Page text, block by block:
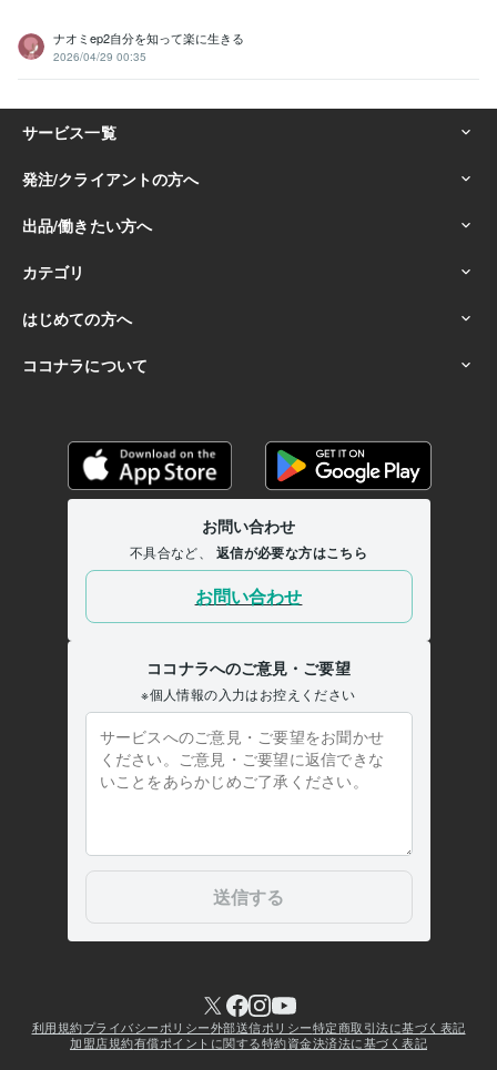
ナオミep2自分を知って楽に生きる
2026/04/29 00:35